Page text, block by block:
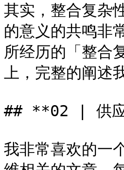
其实，整合复杂
的意义的共鸣非
所经历的「整
上，完整的阐述
## **02 | 供应
我非常喜欢的一